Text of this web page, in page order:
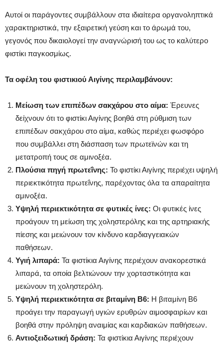
Αυτοί οι παράγοντες συμβάλλουν στα ιδιαίτερα οργανοληπτικά
χαρακτηριστικά, την εξαιρετική γεύση και το άρωμά του,
γεγονός που δικαιολογεί την αναγνώρισή του ως το καλύτερο
φιστίκι παγκοσμίως.
Τα οφέλη του φιστικιού Αιγίνης περιλαμβάνουν:
Μείωση των επιπέδων σακχάρου στο αίμα: Έρευνες
δείχνουν ότι το φιστίκι Αιγίνης βοηθά στη ρύθμιση των
επιπέδων σακχάρου στο αίμα, καθώς περιέχει φωσφόρο
που συμβάλλει στη διάσπαση των πρωτεϊνών και τη
μετατροπή τους σε αμινοξέα.
Πλούσια πηγή πρωτεΐνης: Το φιστίκι Αιγίνης περιέχει υψηλή
περιεκτικότητα πρωτεΐνης, παρέχοντας όλα τα απαραίτητα
αμινοξέα.
Υψηλή περιεκτικότητα σε φυτικές ίνες: Οι φυτικές ίνες
προάγουν τη μείωση της χοληστερόλης και της αρτηριακής
πίεσης και μειώνουν τον κίνδυνο καρδιαγγειακών
παθήσεων.
Υγιή λιπαρά: Τα φιστίκια Αιγίνης περιέχουν ανακορεστικά
λιπαρά, τα οποία βελτιώνουν την χορταστικότητα και
μειώνουν τη χοληστερόλη.
Υψηλή περιεκτικότητα σε βιταμίνη Β6: Η βιταμίνη Β6
προάγει την παραγωγή υγιών ερυθρών αιμοσφαιρίων και
βοηθά στην πρόληψη αναιμίας και καρδιακών παθήσεων.
Αντιοξειδωτική δράση: Τα φιστίκια Αιγίνης περιέχουν